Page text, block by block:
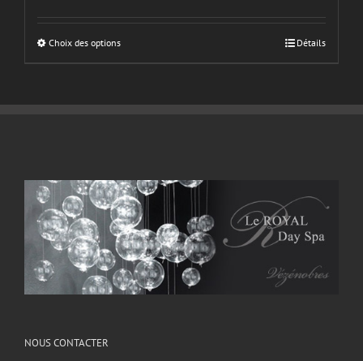
Choix des options Détails
NOUS CONTACTER